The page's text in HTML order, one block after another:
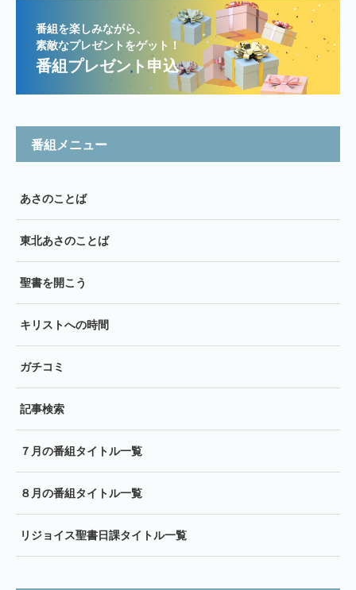
番組を楽しみながら、
素敵なプレゼントをゲット！
番組プレゼント申込
番組メニュー
あさのことば
東北あさのことば
聖書を開こう
キリストへの時間
ガチコミ
記事検索
７月の番組タイトル一覧
８月の番組タイトル一覧
リジョイス聖書日課タイトル一覧